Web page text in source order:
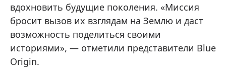
вдохновить будущие поколения. «Миссия
бросит вызов их взглядам на Землю и даст
возможность поделиться своими
историями», — отметили представители Blue
Origin.